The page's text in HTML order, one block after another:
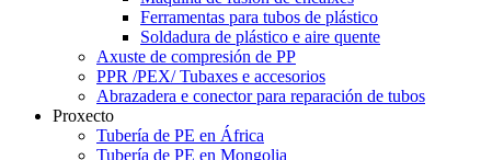
Ferramentas para tubos de plástico
Soldadura de plástico e aire quente
Axuste de compresión de PP
PPR /PEX/ Tubaxes e accesorios
Abrazadera e conector para reparación de tubos
Proxecto
Tubería de PE en África
Tubería de PE en Mongolia